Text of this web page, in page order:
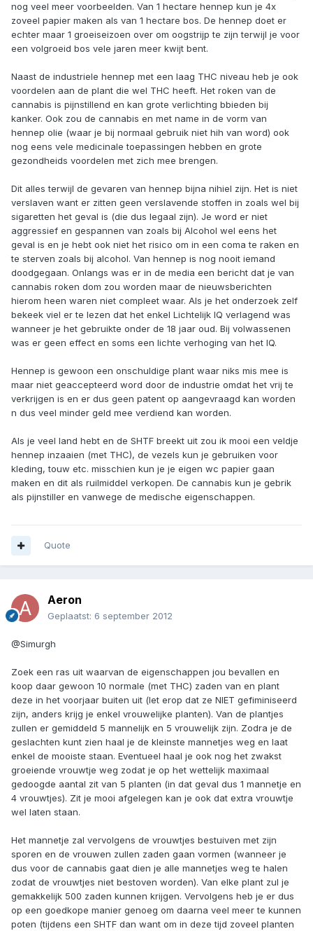
nog veel meer voorbeelden. Van 1 hectare hennep kun je 4x
zoveel papier maken als van 1 hectare bos. De hennep doet er
echter maar 1 groeiseizoen over om oogstrijp te zijn terwijl je voor
een volgroeid bos vele jaren meer kwijt bent.
Naast de industriele hennep met een laag THC niveau heb je ook
voordelen aan de plant die wel THC heeft. Het roken van de
cannabis is pijnstillend en kan grote verlichting bbieden bij
kanker. Ook zou de cannabis en met name in de vorm van
hennep olie (waar je bij normaal gebruik niet hih van word) ook
nog eens vele medicinale toepassingen hebben en grote
gezondheids voordelen met zich mee brengen.
Dit alles terwijl de gevaren van hennep bijna nihiel zijn. Het is niet
verslaven want er zitten geen verslavende stoffen in zoals wel bij
sigaretten het geval is (die dus legaal zijn). Je word er niet
aggressief en gespannen van zoals bij Alcohol wel eens het
geval is en je hebt ook niet het risico om in een coma te raken en
te sterven zoals bij alcohol. Van hennep is nog nooit iemand
doodgegaan. Onlangs was er in de media een bericht dat je van
cannabis roken dom zou worden maar de nieuwsberichten
hierom heen waren niet compleet waar. Als je het onderzoek zelf
bekeek viel er te lezen dat het enkel Lichtelijk IQ verlagend was
wanneer je het gebruikte onder de 18 jaar oud. Bij volwassenen
was er geen effect en soms een lichte verhoging van het IQ.
Hennep is gewoon een onschuldige plant waar niks mis mee is
maar niet geaccepteerd word door de industrie omdat het vrij te
verkrijgen is en er dus geen patent op aangevraagd kan worden
n dus veel minder geld mee verdiend kan worden.
Als je veel land hebt en de SHTF breekt uit zou ik mooi een veldje
hennep inzaaien (met THC), de vezels kun je gebruiken voor
kleding, touw etc. misschien kun je je eigen wc papier gaan
maken en dit als ruilmiddel verkopen. De cannabis kun je gebrik
als pijnstiller en vanwege de medische eigenschappen.
Quote
Aeron
Geplaatst: 6 september 2012
@Simurgh
Zoek een ras uit waarvan de eigenschappen jou bevallen en
koop daar gewoon 10 normale (met THC) zaden van en plant
deze in het voorjaar buiten uit (let erop dat ze NIET gefiminiseerd
zijn, anders krijg je enkel vrouwelijke planten). Van de plantjes
zullen er gemiddeld 5 mannelijk en 5 vrouwelijk zijn. Zodra je de
geslachten kunt zien haal je de kleinste mannetjes weg en laat
enkel de mooiste staan. Eventueel haal je ook nog het zwakst
groeiende vrouwtje weg zodat je op het wettelijk maximaal
gedoogde aantal zit van 5 planten (in dat geval dus 1 mannetje en
4 vrouwtjes). Zit je mooi afgelegen kan je ook dat extra vrouwtje
wel laten staan.
Het mannetje zal vervolgens de vrouwtjes bestuiven met zijn
sporen en de vrouwen zullen zaden gaan vormen (wanneer je
dus voor de cannabis gaat dien je alle mannetjes weg te halen
zodat de vrouwtjes niet bestoven worden). Van elke plant zul je
gemakkelijk 500 zaden kunnen krijgen. Vervolgens heb je er dus
op een goedkope manier genoeg om daarna veel meer te kunnen
poten (tijdens een SHTF dan want om in deze tijd zoveel planten